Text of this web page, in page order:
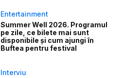
Entertainment
Summer Well 2026. Programul
pe zile, ce bilete mai sunt
disponibile și cum ajungi în
Buftea pentru festival
Interviu